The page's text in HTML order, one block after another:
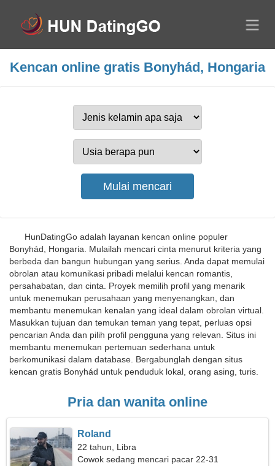
Kencan online gratis Bonyhád, Hongaria
HunDatingGo adalah layanan kencan online populer
Bonyhád, Hongaria. Mulailah mencari cinta menurut kriteria yang
berbeda dan bangun hubungan yang serius. Anda dapat memulai
obrolan atau komunikasi pribadi melalui kencan romantis,
persahabatan, dan cinta. Proyek memilih profil yang menarik
untuk menemukan perusahaan yang menyenangkan, dan
membantu menemukan kenalan yang ideal dalam obrolan virtual.
Masukkan tujuan dan temukan teman yang tepat, perluas opsi
pencarian Anda dan pilih profil pengguna yang relevan. Situs ini
membantu menemukan pertemuan sederhana untuk
berkomunikasi dalam database. Bergabunglah dengan situs
kencan gratis Bonyhád untuk penduduk lokal, orang asing, turis.
Pria dan wanita online
Roland
22 tahun, Libra
Cowok sedang mencari pacar 22-31